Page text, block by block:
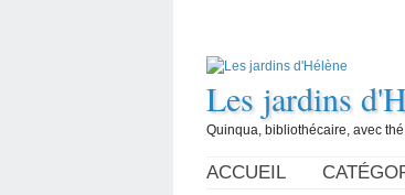
Les jardins
Quinqua, bibliothécaire, avec
ACCUEIL